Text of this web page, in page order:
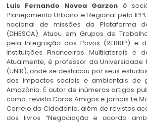
Luis Fernando Novoa Garzon é
Planejamento Urbano e Regional pelo
nacional de missões da Plataforma
(DHESCA). Atuou em Grupos de
pela Integração dos Povos (REBRIP) e
Instituições Financeiras Multilaterais e
Atualmente, é professor da Universidade
(UNIR), onde se destacou por seus
dos impactos sociais e ambientais de
Amazônia. É autor de inúmeros artigos
como: revista Caros Amigos e jornais Le
Correio da Cidadania, além de revistas
dos livros “Negociação e acordo